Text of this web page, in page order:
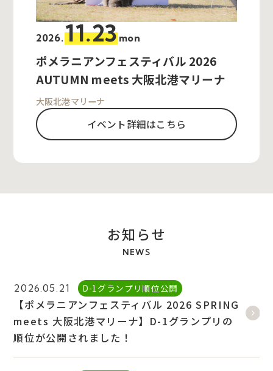
2026.11.23mon
ポメラニアンフェスティバル 2026
AUTUMN meets 大阪北港マリーナ
大阪北港マリーナ
イベント詳細はこちら
お知らせ
NEWS
2026.05.21 D-1グランプリ順位公開
【ポメラニアンフェスティバル 2026 SPRING
meets 大阪北港マリーナ】D-1グランプリの
順位が公開されました！